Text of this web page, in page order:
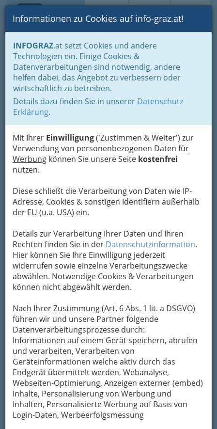
Suche Login Toggle
Informationen zu Cookies auf info-graz.at!
INFOGRAZ.at setzt Cookies und andere
Technologien ein. Einige Cookies &
Datenverarbeitungen sind notwendig, andere
helfen dabei, das Angebot zu verbessern oder
wirtschaftlich zu betreiben.
Details dazu finden Sie in unserer Datenschutz
Erklärung.
Mit Ihrer Einwilligung('Zustimmen & Weiter') zur
Verwendung von personenbezogenen Daten für
Werbung können Sie unsere Seite kostenfrei
nutzen.
Diese schließt die Verarbeitung von Daten wie IP-
Adresse, Cookies & sonstigen Identifiern außerhalb
der EU (u.a. USA) ein.
Details zur Verarbeitung Ihrer Daten und Ihren
Rechten finden Sie in der Datenschutzinformation.
Hier können Sie Ihre Einwilligung jederzeit
widerrufen sowie einzelne Verarbeitungszwecke
abwählen. Notwendige Cookies & Verarbeitungen
können nicht abgewählt werden.
Nach Ihrer Zustimmung (Art. 6 Abs. 1 lit. a DSGVO)
führen wir und unsere Partner folgende
Datenverarbeitungsprozesse durch:
Informationen auf einem Gerät speichern, abrufen
und verarbeiten, Verarbeiten von
Geräteinformationen welche aktiv durch das
Endgerät übermittelt werden, Webanalyse,
Webseiten-Optimierung, Anzeigen externer (embed)
Inhalte, Personalisierung von Werbung und
Inhalten, Personalisierte Werbung auf Basis von
Login-Daten, Werbeerfolgsmessung
Home Branchen
Dienstleistungen
Änderungsschneidereien - Kunststopfen
Änderungsschneidereien in
Graz und Umgebung: Hose
kürzen, Kunststopfen,
kleinere Änderungen,
nähen ....
Wer kann sich dasWegwerfennoch leisten? Ist
es moralisch vertretbar?
Änderungen, kleine Reparaturen
der Kleidung oder wegwerfen?
Kinder in Graz tragen Bekleidung
Nähmaschine und Umfeld der
Änderungsschneidereien in Graz - Kunststopfen, Hose
kürzen..
Sie haben einen schönen Anzug, sind aber leider
aus ihm hinausgewachsen? Kein Problem, dafür